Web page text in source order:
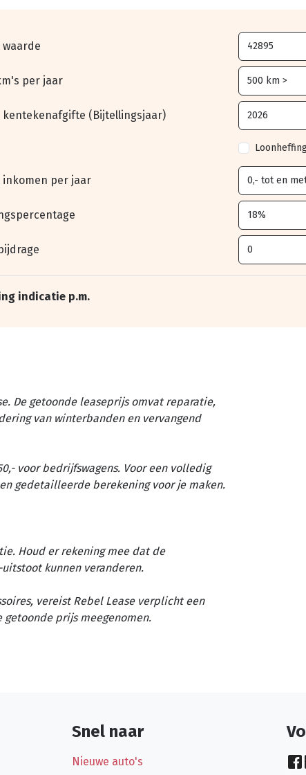
waarde
per jaar
kentekenafgifte (Bijtellingsjaar)
inkomen per jaar
indicatie p.m.
De getoonde leaseprijs omvat reparatie,
van winterbanden en vervangend
voor bedrijfswagens. Voor een volledig
gedetailleerde berekening voor je maken.
Houd er rekening mee dat de
kunnen veranderen.
vereist Rebel Lease verplicht een
prijs meegenomen.
Snel naar
Nieuwe auto's